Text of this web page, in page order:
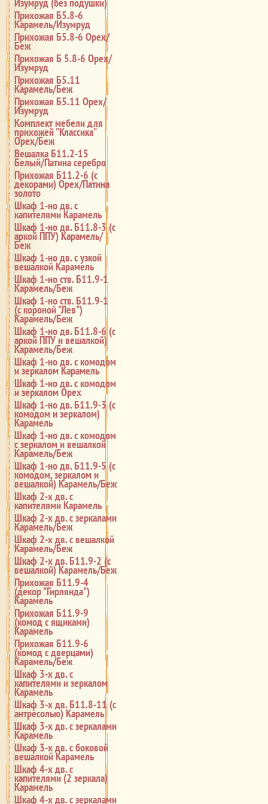
Прихожая Б5.8-6
Карамель/Изумруд
Прихожая Б5.8-6 Орех/
Беж
Прихожая Б 5.8-6 Орех/
Изумруд
Прихожая Б5.11
Карамель/Беж
Прихожая Б5.11 Орех/
Изумруд
Комплект мебели для
прихожей "Классика"
Орех/Беж
Вешалка Б11.2-15
Белый/Патина серебро
Прихожая Б11.2-6 (с
декорами) Орех/Патина
золото
Шкаф 1-но дв. с
капителями Карамель
Шкаф 1-но дв. Б11.8-3 (с
аркой ППУ) Карамель/
Беж
Шкаф 1-но дв. с узкой
вешалкой Карамель
Шкаф 1-но ств. Б11.9-1
Карамель/Беж
Шкаф 1-но ств. Б11.9-1
(с короной "Лев")
Карамель/Беж
Шкаф 1-но дв. Б11.8-6 (с
аркой ППУ и вешалкой)
Карамель/Беж
Шкаф 1-но дв. с комодом
и зеркалом Карамель
Шкаф 1-но дв. с комодом
и зеркалом Орех
Шкаф 1-но дв. Б11.9-3 (с
комодом и зеркалом)
Карамель
Шкаф 1-но дв. с комодом
с зеркалом и вешалкой
Карамель/Беж
Шкаф 1-но дв. Б11.9-5 (с
комодом, зеркалом и
вешалкой) Карамель/Беж
Шкаф 2-х дв. с
капителями Карамель
Шкаф 2-х дв. с зеркалами
Карамель/Беж
Шкаф 2-х дв. с вешалкой
Карамель/Беж
Шкаф 2-х дв. Б11.9-2 (с
вешалкой) Карамель/Беж
Прихожая Б11.9-4
(декор "Гирлянда")
Карамель
Прихожая Б11.9-9
(комод с ящиками)
Карамель
Прихожая Б11.9-6
(комод с дверцами)
Карамель/Беж
Шкаф 3-х дв. с
капителями и зеркалом
Карамель
Шкаф 3-х дв. Б11.8-11 (с
антресолью) Карамель
Шкаф 3-х дв. с зеркалами
Карамель
Шкаф 3-х дв. с боковой
вешалкой Карамель
Шкаф 4-х дв. с
капителями (2 зеркала)
Карамель
Шкаф 4-х дв. с зеркалами